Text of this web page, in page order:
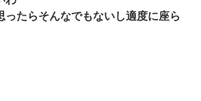
ったらそんなでもないし適度に座ら